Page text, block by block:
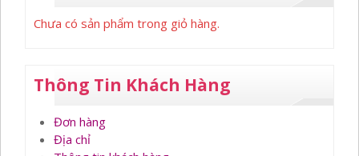
Chưa có sản phẩm trong giỏ hàng.
Thông Tin Khách Hàng
Đơn hàng
Địa chỉ